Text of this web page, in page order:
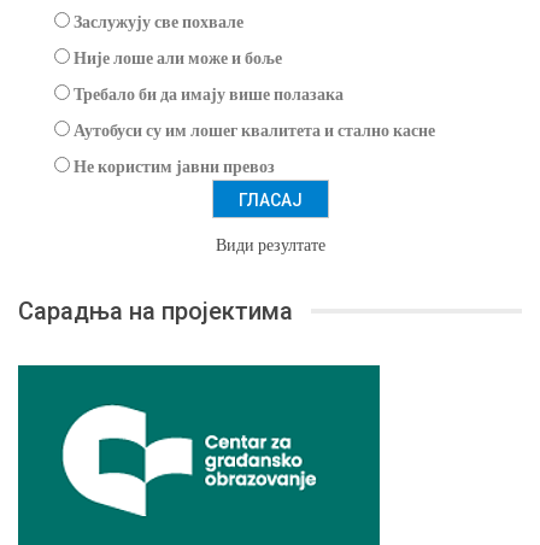
Заслужују све похвале
Није лоше али може и боље
Требало би да имају више полазака
Аутобуси су им лошег квалитета и стално касне
Не користим јавни превоз
Види резултате
Сарадња на пројектима